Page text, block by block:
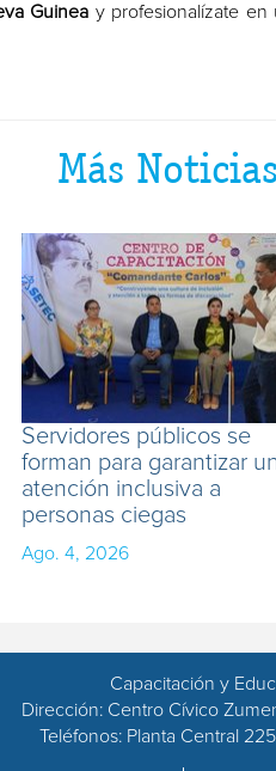
Guinea y profesionalízate en
Más Noticias
Servidores públicos se
forman para garantizar
atención inclusiva a
personas ciegas
Ago. 4, 2026
Capacitación y
Dirección: Centro Cívico
Teléfonos: Planta Central